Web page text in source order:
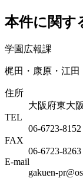
本件に関す
学園広報課
梶田・康原・江田
住所
大阪府東大
TEL
06-6723-
FAX
06-6723-8263
E-mail
gakuen-